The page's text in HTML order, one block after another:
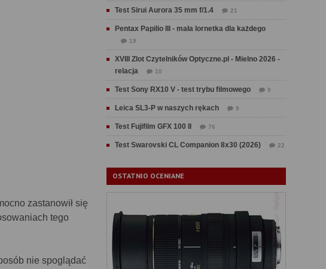
zastanowił się
tego
nie spoglądać
Test Sirui Aurora 35 mm f/1.4 21
Pentax Papilio III - mała lornetka dla każdego
19
XVIII Zlot Czytelników Optyczne.pl - Mielno 2026 -
relacja
10
Test Sony RX10 V - test trybu filmowego 9
Leica SL3-P w naszych rękach 9
Test Fujifilm GFX 100 II 76
Test Swarovski CL Companion 8x30 (2026) 22
OSTATNIO OCENIANE